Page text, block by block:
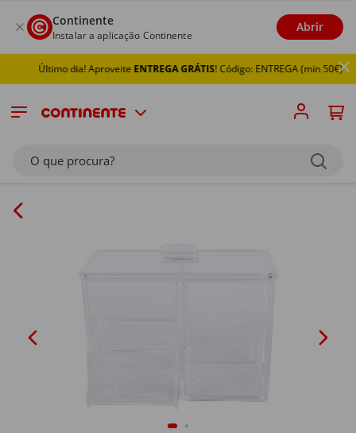
Continente
Instalar a aplicação Continente
Abrir
Último dia! AproveiteENTREGA GRÁTIS! Código: ENTREGA (min 50€)
O que procura?